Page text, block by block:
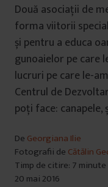
Două asociații de
forma viitorii
și pentru a educa
gunoaielor pe care
lucruri pe care le-
Centrul de
poți face:
De Georgiana Ilie
Fotografii de Cătălin
Timp de citire: 7 minute
20 mai 2016